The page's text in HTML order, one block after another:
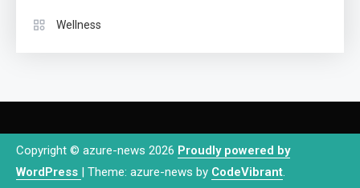
Wellness
Copyright © azure-news 2026 Proudly powered by
WordPress
Theme: azure-news by CodeVibrant.